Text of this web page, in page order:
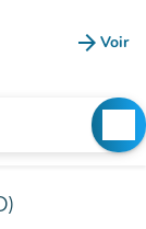
arrow_forward Voir